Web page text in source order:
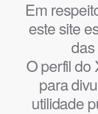
Em
este site
O perfil do
para
utilidade